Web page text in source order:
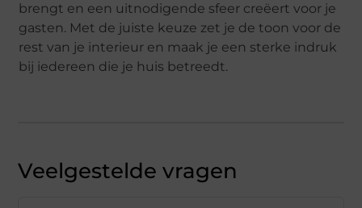
brengt en een uitnodigende sfeer creëert voor je
gasten. Met de juiste keuze zet je de toon voor de
rest van je interieur en maak je een sterke indruk
bij iedereen die je huis betreedt.
Veelgestelde vragen